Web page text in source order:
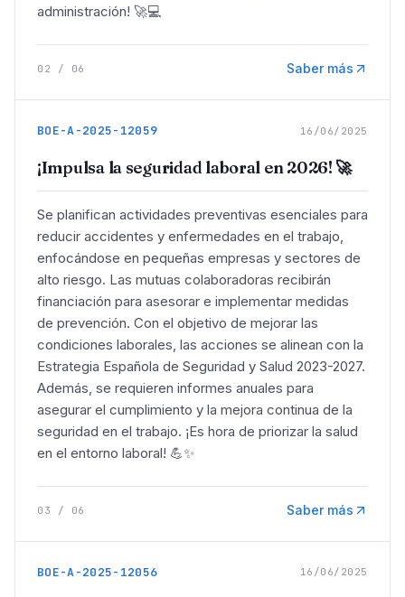
administración! 🚀💻
02 / 06 Saber más
BOE-A-2025-12059 16/06/2025
¡Impulsa la seguridad laboral en 2026! 🚀
Se planifican actividades preventivas esenciales para
reducir accidentes y enfermedades en el trabajo,
enfocándose en pequeñas empresas y sectores de
alto riesgo. Las mutuas colaboradoras recibirán
financiación para asesorar e implementar medidas
de prevención. Con el objetivo de mejorar las
condiciones laborales, las acciones se alinean con la
Estrategia Española de Seguridad y Salud 2023-2027.
Además, se requieren informes anuales para
asegurar el cumplimiento y la mejora continua de la
seguridad en el trabajo. ¡Es hora de priorizar la salud
en el entorno laboral! 💪✨
03 / 06 Saber más
BOE-A-2025-12056 16/06/2025